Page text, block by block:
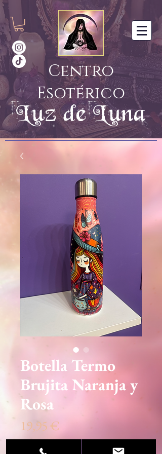
Centro
Esotérico
Luz de Luna
Botella Termo
Brujita Naranja y
Rosa
19,95 € Precio
Cantidad